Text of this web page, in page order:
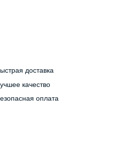
доставка
качество
оплата